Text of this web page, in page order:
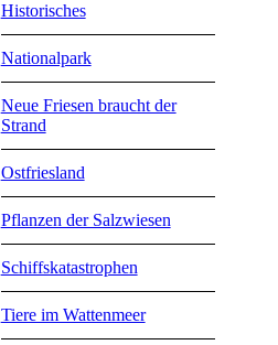
Historisches
Nationalpark
Neue Friesen braucht der
Strand
Ostfriesland
Pflanzen der Salzwiesen
Schiffskatastrophen
Tiere im Wattenmeer